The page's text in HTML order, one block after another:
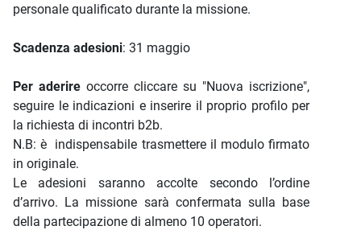
personale qualificato durante la missione.
Scadenza adesioni: 31 maggio
Per aderire occorre cliccare su "Nuova iscrizione",
seguire le indicazioni e inserire il proprio profilo per
la richiesta di incontri b2b.
N.B: è indispensabile trasmettere il modulo firmato
in originale.
Le adesioni saranno accolte secondo l’ordine
d’arrivo. La missione sarà confermata sulla base
della partecipazione di almeno 10 operatori.